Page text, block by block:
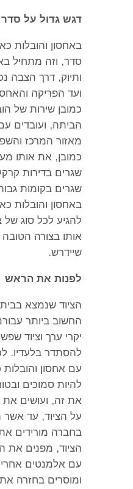
דגש גדול על סדר
באחסון והובלות
סדר, וזה מתחיל
ותיוק, דרך הצבה
ועד הפריקה
כמובן שירות של
הביתה, ועובדים
מאזור המרכז
כמובן, את אותו
שגרים בדירות
שגרים בקומות
באחסון והובלות
להגיע לכל סוג של
אותו בצורה הטובה
שיידרש.
לפנות את הראש
הציוד שנמצא
החשוב ביותר
יקרי ערך וציוד
להסתדר בלעדיו.
עם אחסון והובלות
להיות סמוכים
את זה, ועושים
על הציוד, עד אשר
בחברה מורידים
הציוד, מפנים את
עם אלמנטים
ומוסרים בחזרה את